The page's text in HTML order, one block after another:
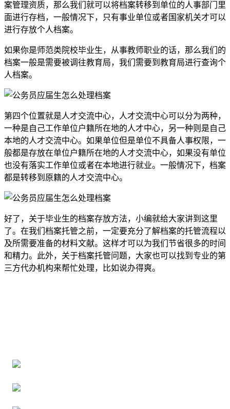
案管理资质，那么我们就可以将档案转移到单位的人事部门里
面进行存档，一般情况下，只有事业单位或者国家机关才可以
进行存放个人档案。
如果你是师范类院校毕业生，从事教师职业的话，那么我们的
档案一般是需要被调往教育局，我们需要到教育局进行查询个
人档案。
第四个位置就是人才交流中心，人才交流中心可以分为两种，
一种是自己工作单位户籍所在地的人才中心，另一种则是自己
本地的人才交流中心。如果单位但是单位不具备人事权限，一
般都是存放在单位户籍所在地的人才交流中心，如果没有单位
也没有落实工作单位或者在本地进行就业。一般情况下，档案
都是转移到原籍的人才交流中心。
好了，关于毕业生的档案存放方法，小编就给大家讲到这里
了。在我们档案托管之前，一定要充分了解档案的托管流程以
及所需要准备的材料文献。这样才可以为我们节省很多的时间
和精力。此外，关于档案托管问题，大家也可以找到专业的第
三方代办机构来帮忙处理，比如说办得爽。